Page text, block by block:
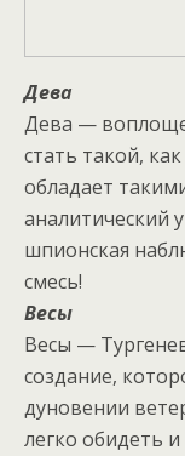
Дева
Дева —
стать такой,
обладает
аналитический
шпионская
смесь!
Весы
Весы —
создание,
дуновении
легко обидеть